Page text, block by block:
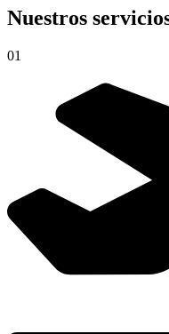
Nuestros
01